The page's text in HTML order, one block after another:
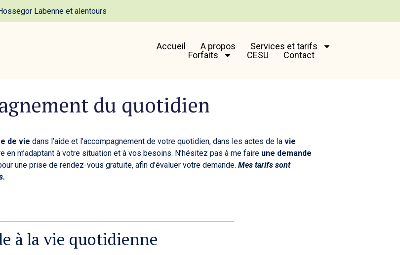
Labenne et alentours
Accueil A propos
Services et tarifs
Forfaits
CESU Contact
du quotidien
de vie dans l’aide et l’accompagnement de votre quotidien, dans les actes de la vie
en m’adaptant à votre situation et à vos besoins. N’hésitez pas à me faire une demande
une prise de rendez-vous gratuite, afin d’évaluer votre demande. Mes tarifs sont
à la vie quotidienne